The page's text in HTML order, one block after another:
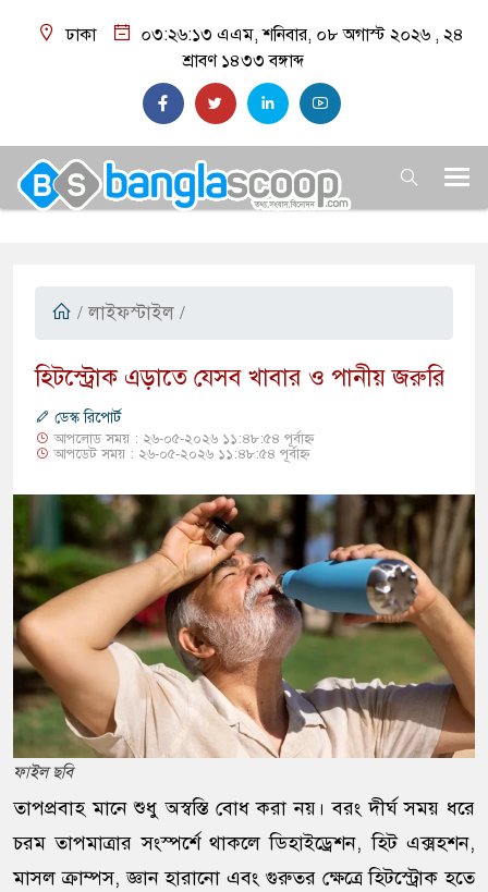
ঢাকা ০৩:২৬:১৪ এএম, শনিবার, ০৮ অগাস্ট ২০২৬ , ২৪
শ্রাবণ ১৪৩৩ বঙ্গাব্দ
/ লাইফস্টাইল /
হিটস্ট্রোক এড়াতে যেসব খাবার ও পানীয় জরুরি
ডেস্ক রিপোর্ট
আপলোড সময় : ২৬-০৫-২০২৬ ১১:৪৮:৫৪ পূর্বাহ্ন
আপডেট সময় : ২৬-০৫-২০২৬ ১১:৪৮:৫৪ পূর্বাহ্ন
ফাইল ছবি
তাপপ্রবাহ মানে শুধু অস্বস্তি বোধ করা নয়। বরং দীর্ঘ সময় ধরে
চরম তাপমাত্রার সংস্পর্শে থাকলে ডিহাইড্রেশন, হিট এক্সহশন,
মাসল ক্রাম্পস, জ্ঞান হারানো এবং গুরুতর ক্ষেত্রে হিটস্ট্রোক হতে